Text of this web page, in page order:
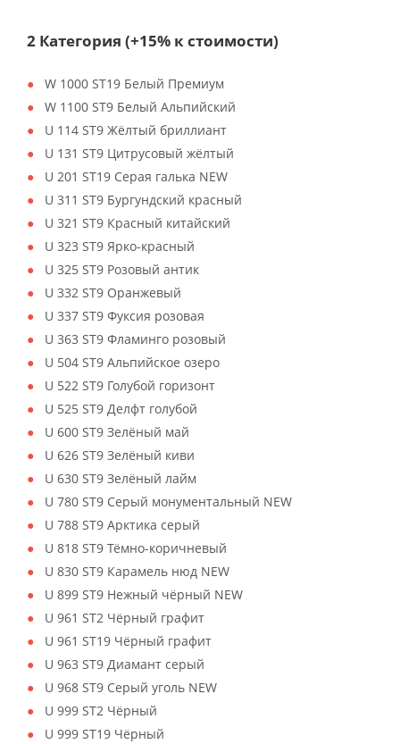
2 Категория (+15% к стоимости)
W 1000 ST19 Белый Премиум
W 1100 ST9 Белый Альпийский
U 114 ST9 Жёлтый бриллиант
U 131 ST9 Цитрусовый жёлтый
U 201 ST19 Серая галька NEW
U 311 ST9 Бургундский красный
U 321 ST9 Красный китайский
U 323 ST9 Ярко-красный
U 325 ST9 Розовый антик
U 332 ST9 Оранжевый
U 337 ST9 Фуксия розовая
U 363 ST9 Фламинго розовый
U 504 ST9 Альпийское озеро
U 522 ST9 Голубой горизонт
U 525 ST9 Делфт голубой
U 600 ST9 Зелёный май
U 626 ST9 Зелёный киви
U 630 ST9 Зелёный лайм
U 780 ST9 Серый монументальный NEW
U 788 ST9 Арктика серый
U 818 ST9 Тёмно-коричневый
U 830 ST9 Карамель нюд NEW
U 899 ST9 Нежный чёрный NEW
U 961 ST2 Чёрный графит
U 961 ST19 Чёрный графит
U 963 ST9 Диамант серый
U 968 ST9 Серый уголь NEW
U 999 ST2 Чёрный
U 999 ST19 Чёрный